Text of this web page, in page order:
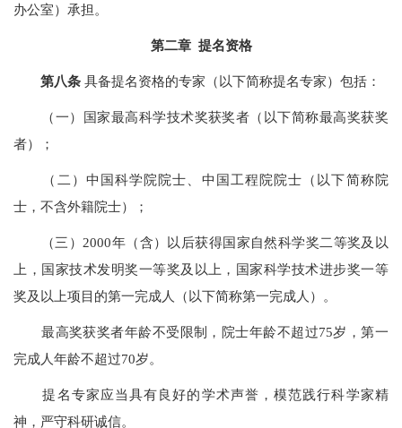
办公室）承担。
第二章 提名资格
第八条 具备提名资格的专家（以下简称提名专家）包括：
（一）国家最高科学技术奖获奖者（以下简称最高奖获奖
者）；
（二）中国科学院院士、中国工程院院士（以下简称院
士，不含外籍院士）；
（三）2000年（含）以后获得国家自然科学奖二等奖及以
上，国家技术发明奖一等奖及以上，国家科学技术进步奖一等
奖及以上项目的第一完成人（以下简称第一完成人）。
最高奖获奖者年龄不受限制，院士年龄不超过75岁，第一
完成人年龄不超过70岁。
提名专家应当具有良好的学术声誉，模范践行科学家精
神，严守科研诚信。